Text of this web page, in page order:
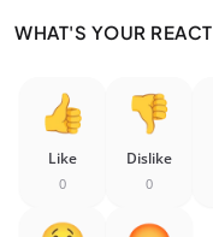
WHAT'S YOUR
Like
0
Dislike
0